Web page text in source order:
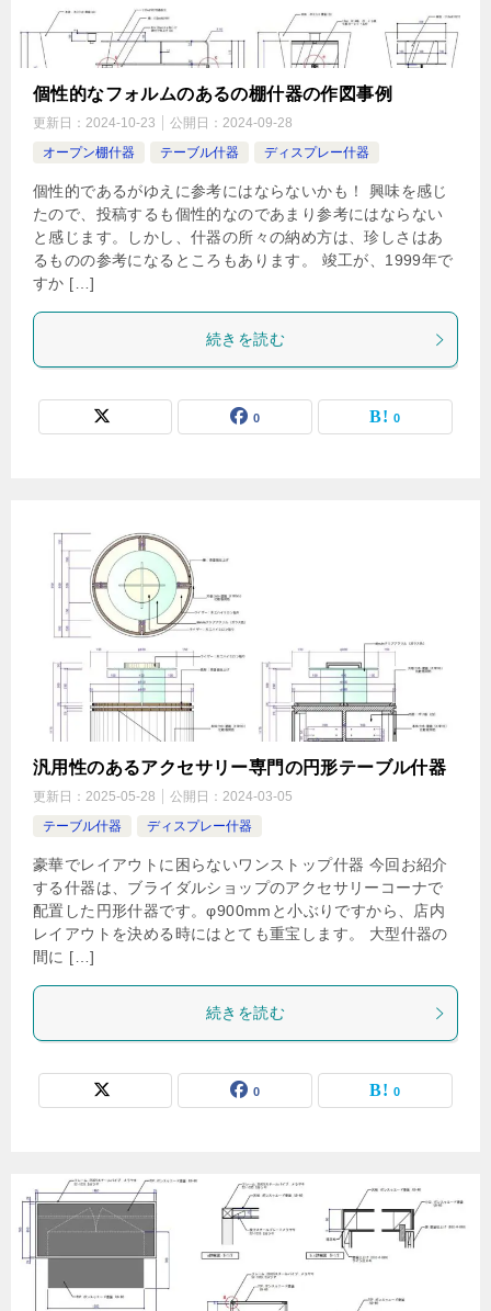
個性的なフォルムのあるの棚什器の作図事例
更新日： 2024-10-23 公開日： 2024-09-28
オープン棚什器
テーブル什器 ディスプレー什器
個性的であるがゆえに参考にはならないかも！ 興味を感じ
たので、投稿するも個性的なのであまり参考にはならない
と感じます。しかし、什器の所々の納め方は、珍しさはあ
るものの参考になるところもあります。 竣工が、1999年で
すか […]
続きを読む
0 0
汎用性のあるアクセサリー専門の円形テーブル什器
更新日： 2025-05-28 公開日： 2024-03-05
テーブル什器
ディスプレー什器
豪華でレイアウトに困らないワンストップ什器 今回お紹介
する什器は、ブライダルショップのアクセサリーコーナで
配置した円形什器です。φ900mmと小ぶりですから、店内
レイアウトを決める時にはとても重宝します。 大型什器の
間に […]
続きを読む
0 0